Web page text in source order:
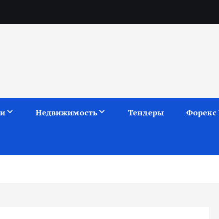
Недвижимость Тендеры Форекс